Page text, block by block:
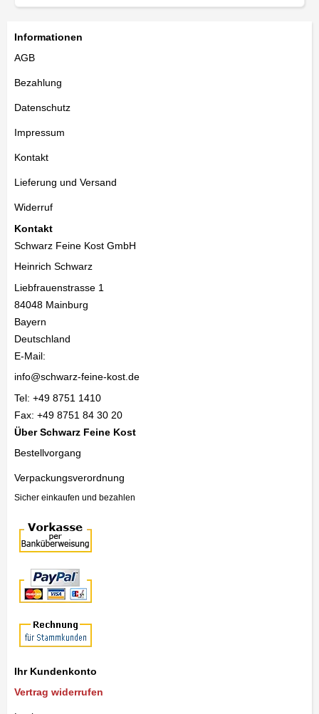
Informationen
AGB
Bezahlung
Datenschutz
Impressum
Kontakt
Lieferung und Versand
Widerruf
Kontakt
Schwarz Feine Kost GmbH
Heinrich Schwarz
Liebfrauenstrasse 1
84048 Mainburg
Bayern
Deutschland
E-Mail:
info@schwarz-feine-kost.de
Tel: +49 8751 1410
Fax: +49 8751 84 30 20
Über Schwarz Feine Kost
Bestellvorgang
Verpackungsverordnung
Sicher einkaufen und bezahlen
Ihr Kundenkonto
Vertrag widerrufen